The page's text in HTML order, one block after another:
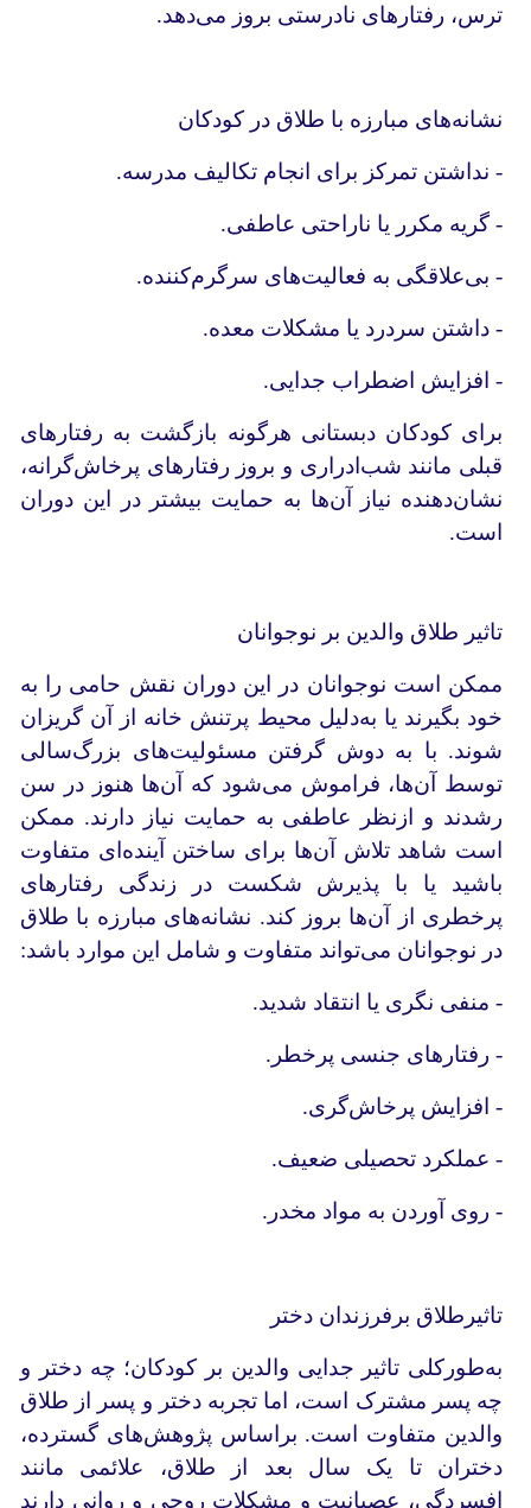
ترس، رفتارهای نادرستی بروز می‌دهد.
نشانه‌های مبارزه با طلاق در کودکان
- نداشتن تمرکز برای انجام تکالیف مدرسه.
- گریه مکرر یا ناراحتی عاطفی.
- بی‌علاقگی به فعالیت‌های سرگرم‌کننده.
- داشتن سردرد یا مشکلات معده.
- افزایش اضطراب جدایی.
برای کودکان دبستانی هرگونه بازگشت به رفتارهای
قبلی مانند شب‌ادراری و بروز رفتارهای پرخاش‌گرانه،
نشان‌دهنده نیاز آن‌ها به حمایت بیشتر در این دوران
است.
تاثیر طلاق والدین بر نوجوانان
ممکن است نوجوانان در این دوران نقش حامی را به
خود بگیرند یا به‌دلیل محیط پرتنش خانه از آن گریزان
شوند. با به دوش گرفتن مسئولیت‌های بزرگ‌سالی
توسط آن‌ها، فراموش می‌شود که آن‌ها هنوز در سن
رشدند و ازنظر عاطفی به حمایت نیاز دارند. ممکن
است شاهد تلاش آن‌ها برای ساختن آینده‌ای متفاوت
باشید یا با پذیرش شکست در زندگی رفتارهای
پرخطری از آن‌ها بروز کند. نشانه‌های مبارزه با طلاق
در نوجوانان می‌تواند متفاوت و شامل این موارد باشد:
- منفی نگری یا انتقاد شدید.
- رفتارهای جنسی پرخطر.
- افزایش پرخاش‌گری.
- عملکرد تحصیلی ضعیف.
- روی آوردن به مواد مخدر.
تاثیرطلاق برفرزندان دختر
به‌طورکلی تاثیر جدایی والدین بر کودکان؛ چه دختر و
چه پسر مشترک است، اما تجربه دختر و پسر از طلاق
والدین متفاوت است. براساس پژوهش‌های گسترده،
دختران تا یک سال بعد از طلاق، علائمی مانند
افسردگی، عصبانیت و مشکلات روحی و روانی دارند